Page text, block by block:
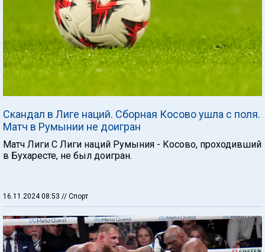
Скандал в Лиге наций. Сборная Косово ушла с поля.
Матч в Румынии не доигран
Матч Лиги С Лиги наций Румыния - Косово, проходивший
в Бухаресте, не был доигран.
16.11.2024 08:53 // Спорт